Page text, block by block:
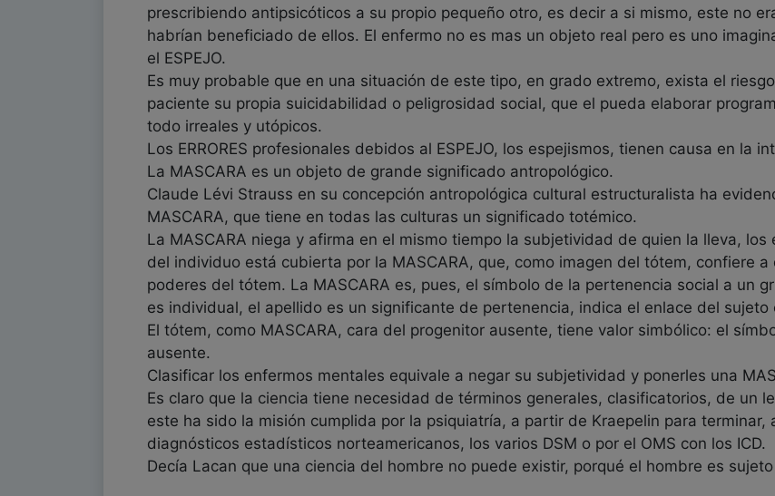
prescribiendo antipsicóticos a su propio pequeño otro, es decir a si mismo, este no
habrían beneficiado de ellos. El enfermo no es mas un objeto real pero es uno
el ESPEJO.
Es muy probable que en una situación de este tipo, en grado extremo, exista el
paciente su propia suicidabilidad o peligrosidad social, que el pueda elaborar
todo irreales y utópicos.
Los ERRORES profesionales debidos al ESPEJO, los espejismos, tienen causa en la
La MASCARA es un objeto de grande significado antropológico.
Claude Lévi Strauss en su concepción antropológica cultural estructuralista ha
MASCARA, que tiene en todas las culturas un significado totémico.
La MASCARA niega y afirma en el mismo tiempo la subjetividad de quien la lleva,
del individuo está cubierta por la MASCARA, que, como imagen del tótem, confiere
poderes del tótem. La MASCARA es, pues, el símbolo de la pertenencia social a un
es individual, el apellido es un significante de pertenencia, indica el enlace del sujeto
El tótem, como MASCARA, cara del progenitor ausente, tiene valor simbólico: el
ausente.
Clasificar los enfermos mentales equivale a negar su subjetividad y ponerles una
Es claro que la ciencia tiene necesidad de términos generales, clasificatorios, de un
este ha sido la misión cumplida por la psiquiatría, a partir de Kraepelin para terminar,
diagnósticos estadísticos norteamericanos, los varios DSM o por el OMS con los ICD.
Decía Lacan que una ciencia del hombre no puede existir, porqué el hombre es